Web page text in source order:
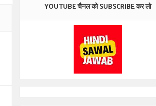
YOUTUBE चैनल को SUBSCRIBE कर लो